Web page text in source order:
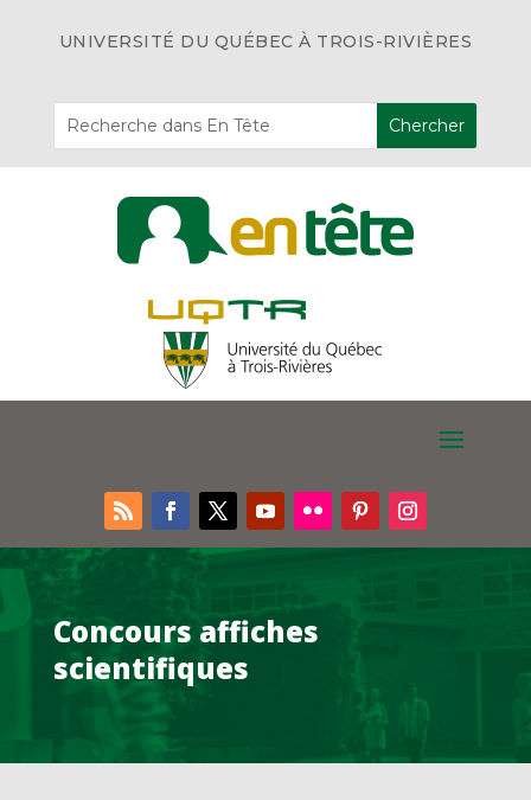
UNIVERSITÉ DU QUÉBEC À TROIS-RIVIÈRES
Concours affiches
scientifiques